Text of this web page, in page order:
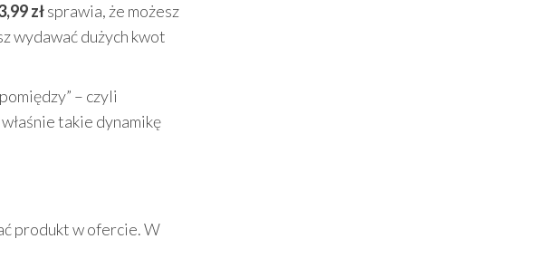
złsprawia, że możesz
wydawać dużych kwot
– czyli
takie dynamikę
produkt w ofercie. W